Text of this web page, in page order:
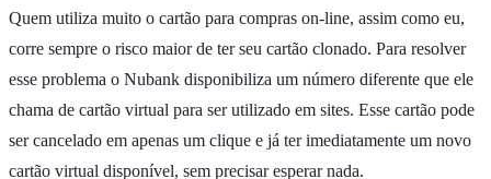
Quem utiliza muito o cartão para compras on-line, assim como eu,
corre sempre o risco maior de ter seu cartão clonado. Para resolver
esse problema o Nubank disponibiliza um número diferente que ele
chama de cartão virtual para ser utilizado em sites. Esse cartão pode
ser cancelado em apenas um clique e já ter imediatamente um novo
cartão virtual disponível, sem precisar esperar nada.